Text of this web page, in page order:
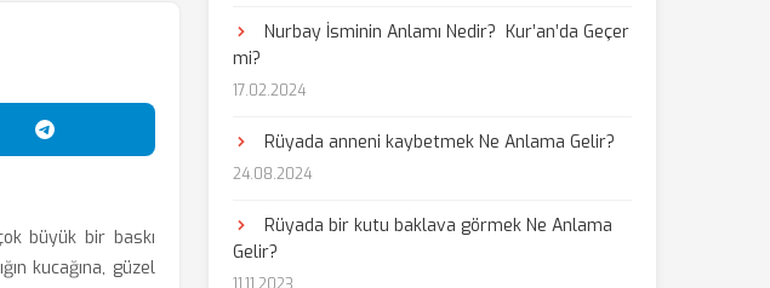
Telegram'da Paylaş
büyük bir baskı
kucağına, güzel
Nurbay İsminin Anlamı Nedir? Kur’an’da Geçer
mi?
17.02.2024
Rüyada anneni kaybetmek Ne Anlama Gelir?
24.08.2024
Rüyada bir kutu baklava görmek Ne Anlama
Gelir?